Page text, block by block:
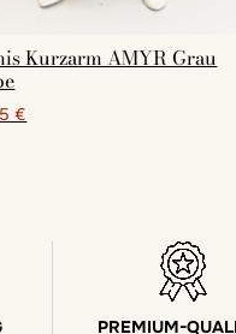
Kurzarm AMYR Grau
€
PREMIUM-